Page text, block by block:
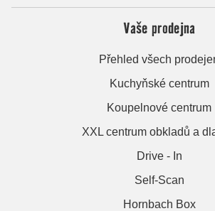
Vaše prodejna
Přehled všech
Kuchyňské centrum
Koupelnové centrum
XXL centrum obkladů a
Drive - In
Self-Scan
Hornbach Box